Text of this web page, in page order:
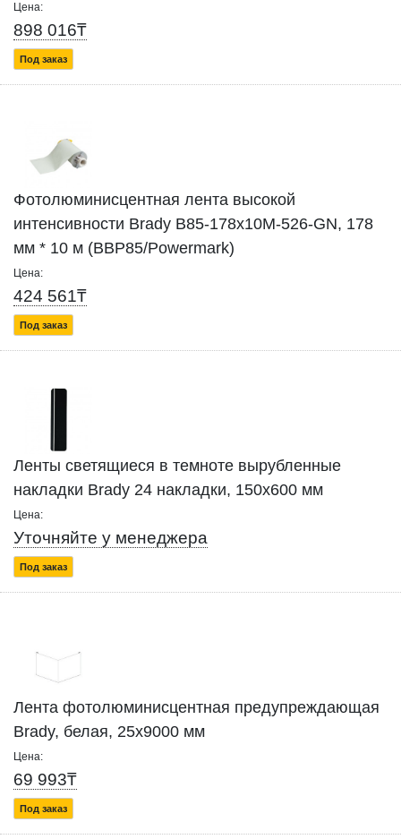
Цена:
898 016₸
Под заказ
Фотолюминисцентная лента высокой
интенсивности Brady B85-178x10M-526-GN, 178
мм * 10 м (BBP85/Powermark)
Цена:
424 561₸
Под заказ
Ленты светящиеся в темноте вырубленные
накладки Brady 24 накладки, 150x600 мм
Цена:
Уточняйте у менеджера
Под заказ
Лента фотолюминисцентная предупреждающая
Brady, белая, 25x9000 мм
Цена:
69 993₸
Под заказ